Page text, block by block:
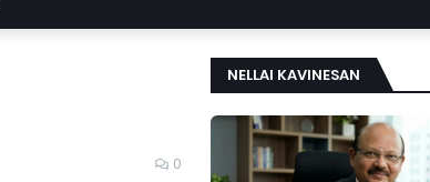
0
NELLAI KAVINESAN